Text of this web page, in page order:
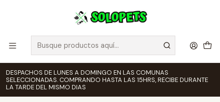
DESPACHOS DE LUNES A DOMINGO EN LAS COMUNAS
SELECCIONADAS. COMPRANDO HASTA LAS 15HRS, RECIBE DURANTE
LA TARDE DEL MISMO DIAS